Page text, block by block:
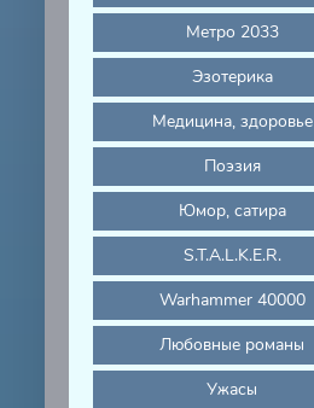
Метро 2033
Эзотерика
Медицина, здоровье
Поэзия
Юмор, сатира
S.T.A.L.K.E.R.
Warhammer 40000
Любовные романы
Ужасы